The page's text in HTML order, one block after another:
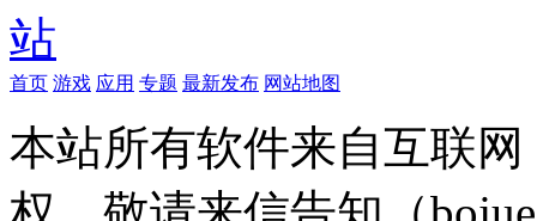
首页 游戏 应用 专题 最新发布 网站地图
本站所有软件来自互联